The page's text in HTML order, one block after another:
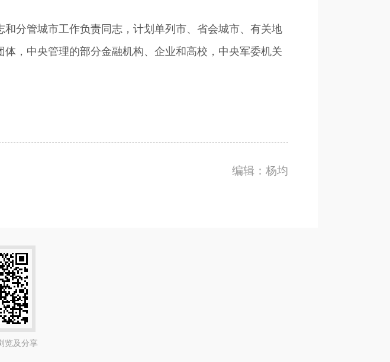
分管城市工作负责同志，计划单列市、省会城市、有关地
，中央管理的部分金融机构、企业和高校，中央军委机关
编辑：杨均
览及分享